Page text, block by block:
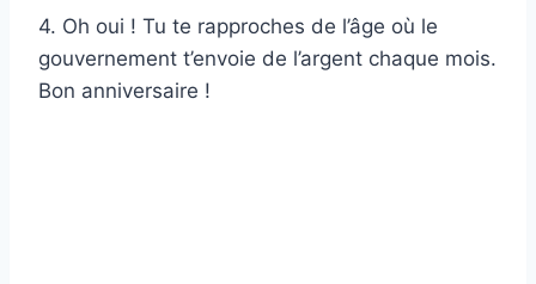
4. Oh oui ! Tu te rapproches de l’âge où le
gouvernement t’envoie de l’argent chaque mois.
Bon anniversaire !